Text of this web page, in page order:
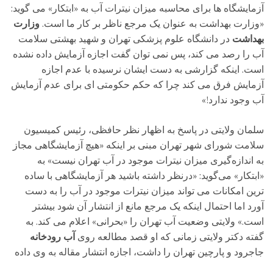
آزمایشگاه ها برای محاسبه میزان نیترات آب به «ابتکار» می گوید:
«وزارت بهداشت به عنوان یک مرجع ناظر بر کار ما است. وزارت
بهداشت در دانشگاه علوم پزشکی تهران و شهید بهشتی سلامت
آب را رصد می کند، پس نمی توان گفت اجازه آزمایش داده نشده
است. اینکه گزارشی به دست ایشان نرسیده با عدم اجازه
آزمایش فرق می کند چرا که حکم حکومتی ای برای عدم آزمایش
آب وجود ندارد!»
سلمان ولایتی در پاسخ به اظهار نظر حافظی، رئیس کمیسیون
سلامت شورای شهر تهران مبنی بر اینکه «هیچ آزمایشگاهی مجاز
به اندازه‌گیری میزان نیترات موجود در آب تهران نیست» به
«ابتکار» می‌گوید: «درنظر داشته باشید هر آزمایشگاهی با ساده
ترین امکانات می تواند میزان نیترات موجود در آب را به دست
آورد اما احتمال اینکه یک مرجع مانع از انتشار آن شود بیشتر
است.» ولایتی وضعیت آب تهران را «بحرانی» اعلام می کند. به
گفته دکتر ولایتی زمانی که او قصد مطالعه روی آب رودخانه
جاجرود و پارچین تهران را داشت، اجازه انتشار مقاله به وی داده